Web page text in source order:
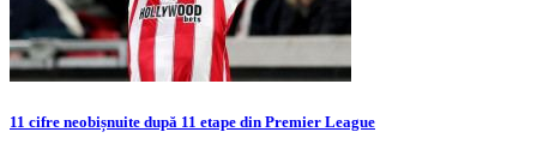
11 cifre neobișnuite după 11 etape din Premier League